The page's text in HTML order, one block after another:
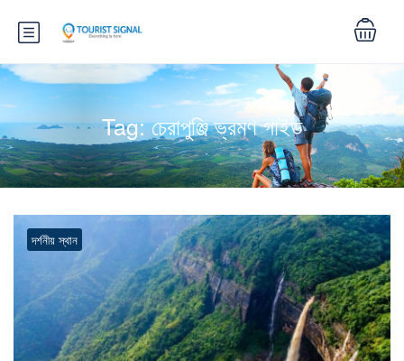
Tag:চেরাপুঞ্জি ভ্রমণ গাইড
দর্শনীয় স্থান